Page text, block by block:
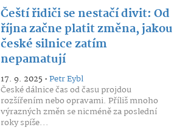
Čeští řidiči se nestačí divit: Od
října začne platit změna, jakou
české silnice zatím
nepamatují
17. 9. 2025 •Petr Eybl
České dálnice čas od času projdou
rozšířením nebo opravami. Příliš mnoho
výrazných změn se nicméně za poslední
roky spíše...